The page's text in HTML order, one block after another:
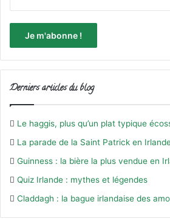
Derniers articles du blog
Le haggis, plus qu’un plat typique
La parade de la Saint Patrick en
Guinness : la bière la plus vendue en
Quiz Irlande : mythes et légendes
Claddagh : la bague irlandaise des